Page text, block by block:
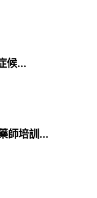
候...
師培訓...